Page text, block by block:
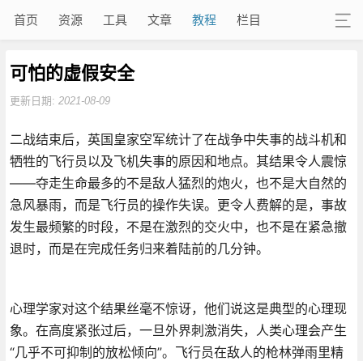
首页 资源 工具 文章 教程 栏目
可怕的虚假安全
更新日期: 2021-08-09
二战结束后，英国皇家空军统计了在战争中失事的战斗机和
牺牲的飞行员以及飞机失事的原因和地点。其结果令人震惊
——夺走生命最多的不是敌人猛烈的炮火，也不是大自然的
急风暴雨，而是飞行员的操作失误。更令人费解的是，事故
发生最频繁的时段，不是在激烈的交火中，也不是在紧急撤
退时，而是在完成任务归来着陆前的几分钟。
心理学家对这个结果丝毫不惊讶，他们说这是典型的心理现
象。在高度紧张过后，一旦外界刺激消失，人类心理会产生
“几乎不可抑制的放松倾向”。飞行员在敌人的枪林弹雨里精